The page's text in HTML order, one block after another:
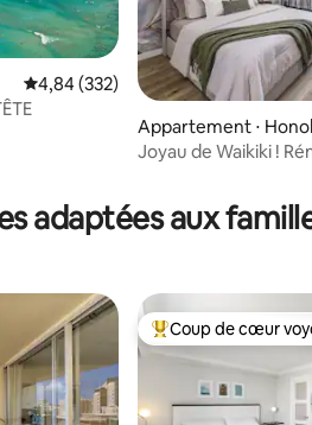
: 4,85 sur 5
Évaluation moyenne sur la base
4,84 (332)
Appartement ⋅
Joyau de Waikiki !
adaptées aux
Coups de cœur
Coup de cœur